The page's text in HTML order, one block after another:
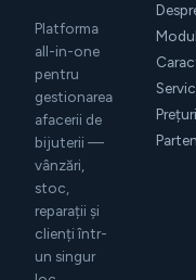
Platforma
all-in-one
pentru
gestionarea
afacerii de
bijuterii —
vânzări,
stoc,
reparații și
clienți într-
un singur
Prețuri